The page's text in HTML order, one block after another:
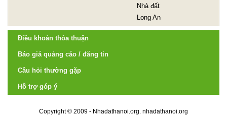
Nhà đất
Long An
Điều khoản thỏa thuận
Báo giá quảng cáo / đăng tin
Câu hỏi thường gặp
Hỗ trợ góp ý
Copyright © 2009 - Nhadathanoi.org. nhadathanoi.org